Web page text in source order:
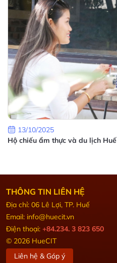
13/10/2025
Hộ chiếu ẩm thực và du lịch Huế
THÔNG TIN LIÊN HỆ
Địa chỉ: 06 Lê Lợi, TP. Huế
Email: info@huecit.vn
Điện thoại: +84.234. 3 823 650
© 2026 HueCIT
Liên hệ & Góp ý